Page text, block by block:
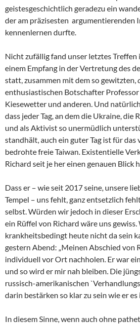
geistesgeschichtlich geradezu ein
der am präzisesten argumentierenden
kennenlernen durfte.
Nicht zufällig fand unser letztes Treffen
einem Empfang in der Vertretung des
statt, zusammen mit dem so gewitzten,
enthusiastischen Botschafter Professor
Kiesewetter und anderen. Und
dass jeder Tag, an dem die Ukraine, die
und als Aktivist so unermüdlich
standhält, auch ein guter Tag ist für
bedrohte freie Taiwan. Existentielle
Richard seit je her einen genauen Blick
Dass er – wie seit 2017 seine, unsere
Tempel – uns fehlt, ganz entsetzlich
selbst. Würden wir jedoch in dieser
ein Rüffel von Richard wäre uns
krankheitsbedingt heute nicht da sein
gestern Abend: „Meinen Abschied von
individuell vor Ort nachholen. Er war
und so wird er mir nah bleiben. Die
russisch-amerikanischen
darin bestärken so klar zu sein wie er es
In diesem Sinne, wenn auch ohne